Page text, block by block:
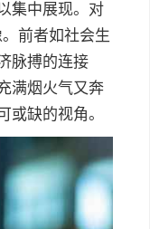
集中展现。对
前者如社会生
脉搏的连接
满烟火气又奔
缺的视角。